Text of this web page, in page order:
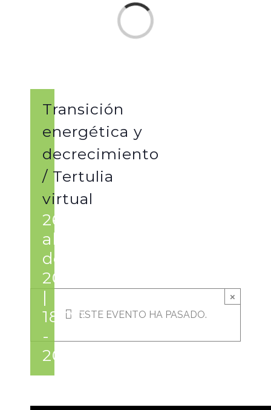
Loading...
×
ESTE EVENTO HA PASADO.
Transición
energética y
decrecimiento
/ Tertulia
virtual
26 de
abril
de
2021
|
18:00
-
20:00